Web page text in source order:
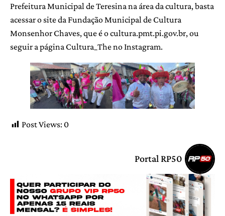
Prefeitura Municipal de Teresina na área da cultura, basta
acessar o site da Fundação Municipal de Cultura
Monsenhor Chaves, que é o cultura.pmt.pi.gov.br, ou
seguir a página Cultura_The no Instagram.
Post Views: 0
Portal RP50